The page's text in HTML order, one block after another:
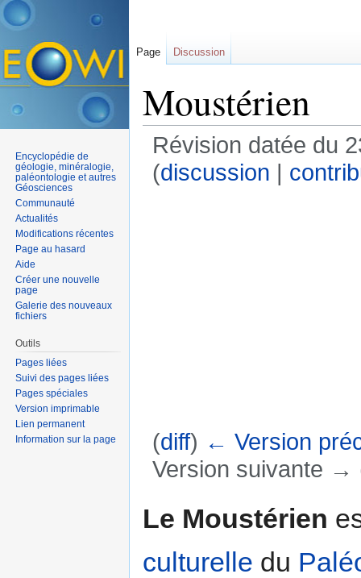
Moustérien
Révision datée du
(discussion |
(diff) ← Version
Version suivante →
Le Moustérien
culturelle du
Page Discussion
Encyclopédie de
géologie, minéralogie,
paléontologie et autres
Géosciences
Communauté
Actualités
Modifications récentes
Page au hasard
Aide
Créer une nouvelle
page
Galerie des nouveaux
fichiers
Outils
Pages liées
Suivi des pages liées
Pages spéciales
Version imprimable
Lien permanent
Information sur la page